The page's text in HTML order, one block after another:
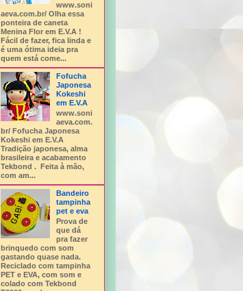
www.soni
aeva.com.br/ Olha essa
ponteira de caneta
Menina Flor em E.V.A !
Fácil de fazer, fica linda e
é uma ótima ideia pra
quem está come...
Fofucha
Japonesa
Kokeshi
em E.V.A
www.soni
aeva.com.
br/ Fofucha Japonesa
Kokeshi em E.V.A
Tradição japonesa, alma
brasileira e acabamento
Tekbond . Feita à mão,
com am...
Bandeiro
tampinha
pet e eva
Prova de
que dá
pra fazer
brinquedo com som
gastando quase nada.
Reciclado com tampinha
PET e EVA, com som e
colado com Tekbond